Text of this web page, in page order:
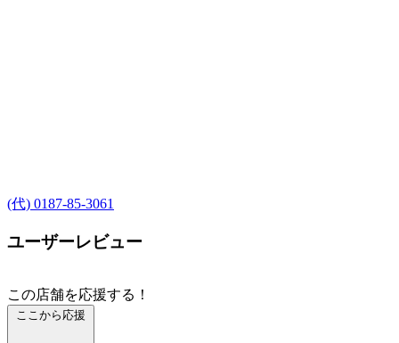
(代) 0187-85-3061
ユーザーレビュー
この店舗を応援する！
ここから応援